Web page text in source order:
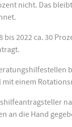
nicht. Das
2022 ca. 30
mit einem
an die Hand